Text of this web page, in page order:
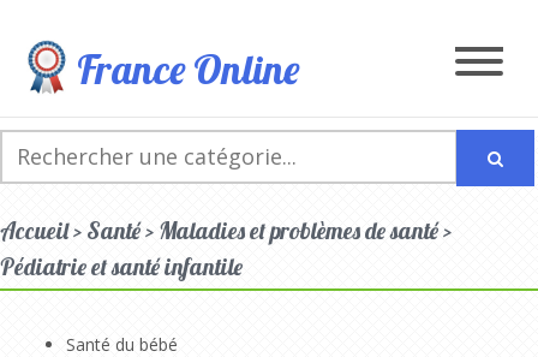
France Online
Accueil > Santé > Maladies et problèmes de santé >
Pédiatrie et santé infantile
Santé du bébé